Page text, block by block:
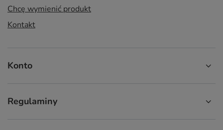
Chcę wymienić produkt
Kontakt
Konto
Regulaminy